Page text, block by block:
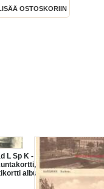
OSTOSKORIIN
L Sp K -
kulkematon 15
albumi